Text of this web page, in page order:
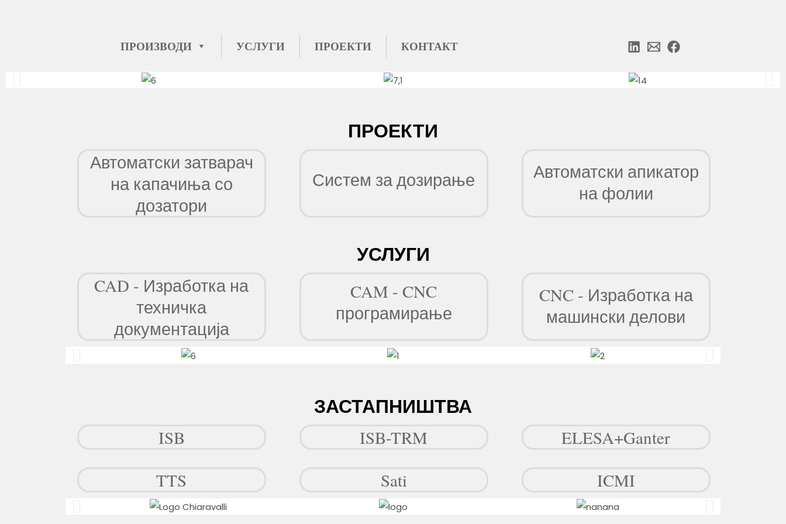
ПРОИЗВОДИ УСЛУГИ ПРОЕКТИ КОНТАКТ
ПРОЕКТИ
Автоматски затварач
на капачиња со
дозатори
Систем за дозирање
Автоматски апикатор
на фолии
УСЛУГИ
CAD - Изработка на
техничка
документација
CAM - CNC
програмирање
CNC - Изработка на
машински делови
ЗАСТАПНИШТВА
ISB ISB-TRM
ELESA+Ganter
TTS
Sati ICMI